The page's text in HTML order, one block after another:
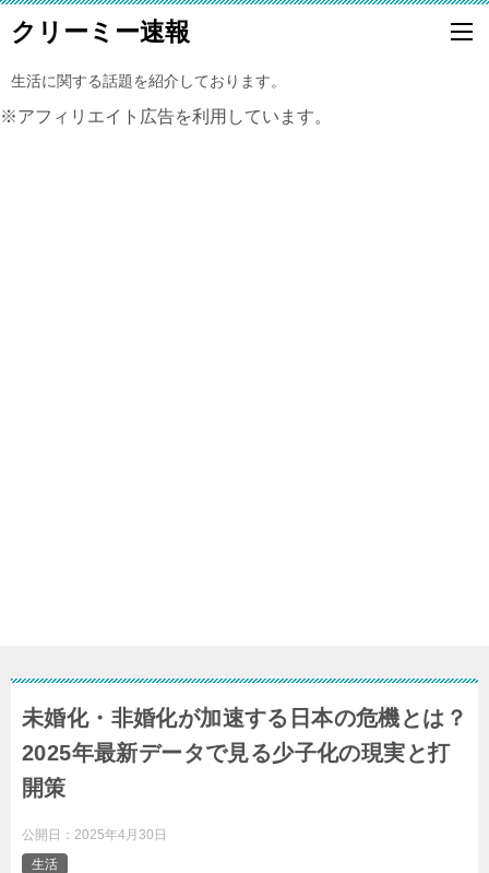
クリーミー速報
生活に関する話題を紹介しております。
※アフィリエイト広告を利用しています。
未婚化・非婚化が加速する日本の危機とは？
2025年最新データで見る少子化の現実と打
開策
公開日： 2025年4月30日
生活